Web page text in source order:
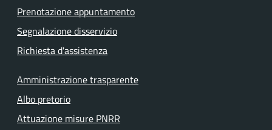
Prenotazione appuntamento
Segnalazione disservizio
Richiesta d'assistenza
Amministrazione trasparente
Albo pretorio
Attuazione misure PNRR